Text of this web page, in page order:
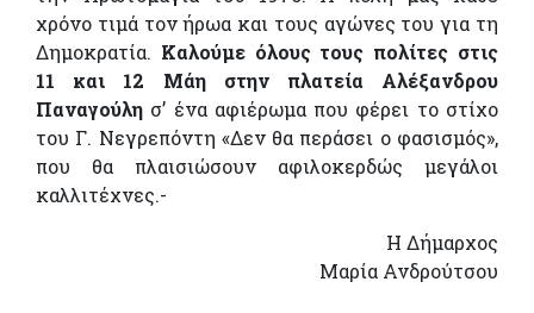
χρόνο τιμά τον ήρωα και τους αγώνες του για τη
Δημοκρατία. Καλούμε όλους τους πολίτες στις
11 και 12 Μάη στην πλατεία Αλέξανδρου
Παναγούλη σ’ ένα αφιέρωμα που φέρει το στίχο
του Γ. Νεγρεπόντη «Δεν θα περάσει ο φασισμός»,
που θα πλαισιώσουν αφιλοκερδώς μεγάλοι
καλλιτέχνες.-
Η Δήμαρχος
Μαρία Ανδρούτσου